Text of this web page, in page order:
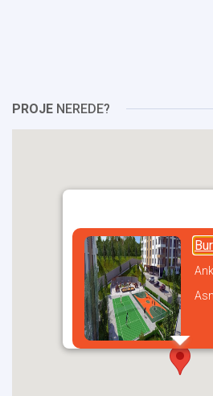
PROJE NEREDE?